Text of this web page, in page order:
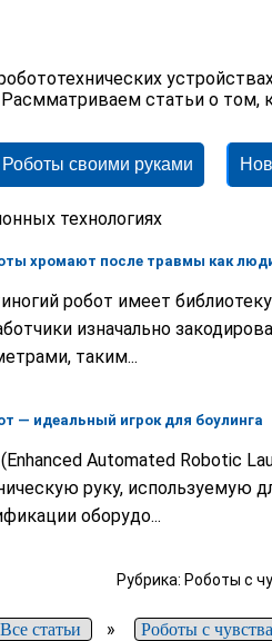
Расмматриваем статьи о том,
Роботы своими руками
технологиях
хромают после травмы как
робот имеет
изначально
таким...
— идеальный игрок для боулинга
(Enhanced Automated Robotic
руку, используемую
оборудо...
Рубрика: Роботы с
Все статьи » Роботы с